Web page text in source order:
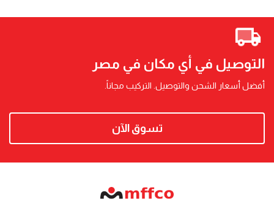
التوصيل في أي مكان في مصر
أفضل أسعار الشحن والتوصيل. التركيب مجاناً.
تسوق الآن